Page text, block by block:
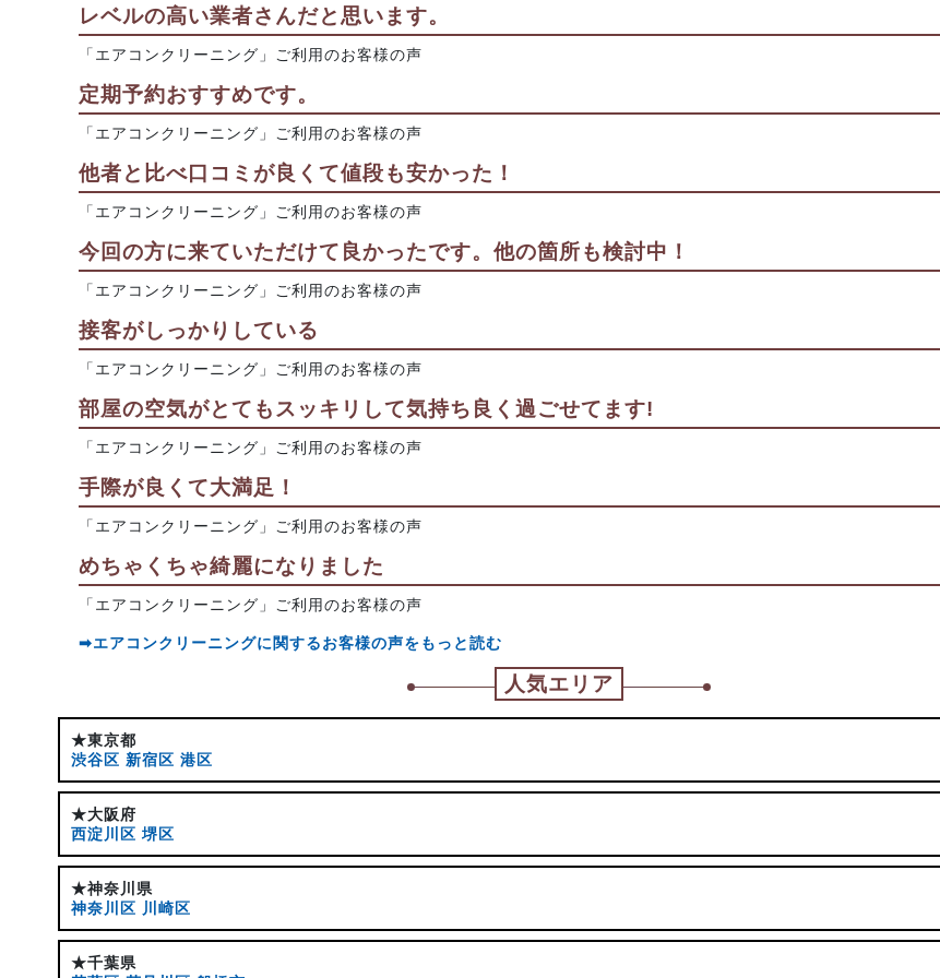
レベルの高い業者さんだと思います。
「エアコンクリーニング」ご利用のお客様の声
定期予約おすすめです。
「エアコンクリーニング」ご利用のお客様の声
他者と比べ口コミが良くて値段も安かった！
「エアコンクリーニング」ご利用のお客様の声
今回の方に来ていただけて良かったです。他の箇所も検討中！
「エアコンクリーニング」ご利用のお客様の声
接客がしっかりしている
「エアコンクリーニング」ご利用のお客様の声
部屋の空気がとてもスッキリして気持ち良く過ごせてます!
「エアコンクリーニング」ご利用のお客様の声
手際が良くて大満足！
「エアコンクリーニング」ご利用のお客様の声
めちゃくちゃ綺麗になりました
「エアコンクリーニング」ご利用のお客様の声
➡エアコンクリーニングに関するお客様の声をもっと読む
人気エリア
★東京都
渋谷区 新宿区 港区
★大阪府
西淀川区 堺区
★神奈川県
神奈川区 川崎区
★千葉県